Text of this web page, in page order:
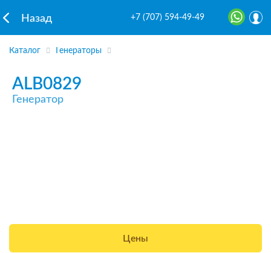
Назад +7 (707) 594-49-49
Каталог Генераторы
ALB0829
Генератор
Цены